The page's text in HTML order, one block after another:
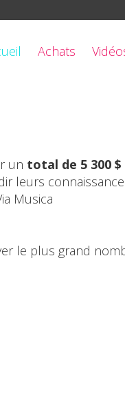
Achats
un total de 5 300
leurs
Musica
le plus grand